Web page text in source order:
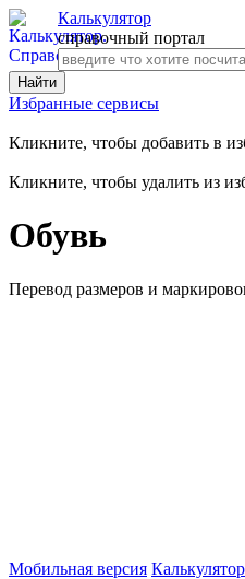
Калькулятор
справочный портал
Избранные сервисы
Кликните, чтобы добавить в
Кликните, чтобы удалить из
Обувь
Перевод размеров и
Мобильная версия